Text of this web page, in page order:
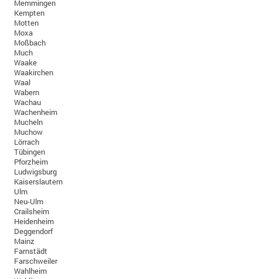
Memmingen
Kempten
Motten
Moxa
Moßbach
Much
Waake
Waakirchen
Waal
Wabern
Wachau
Wachenheim
Mucheln
Muchow
Lörrach
Tübingen
Pforzheim
Ludwigsburg
Kaiserslautern
Ulm
Neu-Ulm
Crailsheim
Heidenheim
Deggendorf
Mainz
Farnstädt
Farschweiler
Wahlheim